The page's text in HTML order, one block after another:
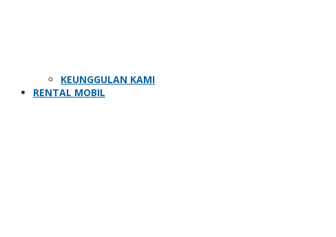
KEUNGGULAN KAMI
RENTAL MOBIL